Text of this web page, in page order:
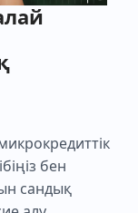
бен
сандық